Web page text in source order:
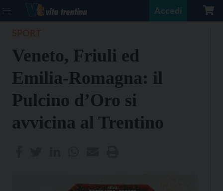
Accedi
Veneto, Friuli ed
Emilia-Romagna: il
Pulcino d’Oro si
avvicina al Trentino